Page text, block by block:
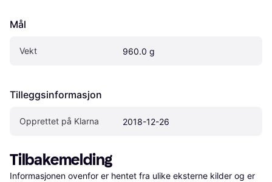
Mål
Vekt 960.0 g
Tilleggsinformasjon
Opprettet på Klarna 2018-12-26
Tilbakemelding
Informasjonen ovenfor er hentet fra ulike eksterne kilder og er